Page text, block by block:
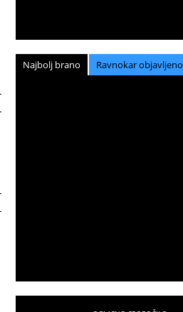
Najbolj brano Ravnokar objavljeno